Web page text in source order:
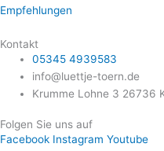
Empfehlungen
Kontakt
05345 4939583
info@luettje-toern.de
Krumme Lohne 3 26736
Folgen Sie uns auf
Facebook Instagram Youtube